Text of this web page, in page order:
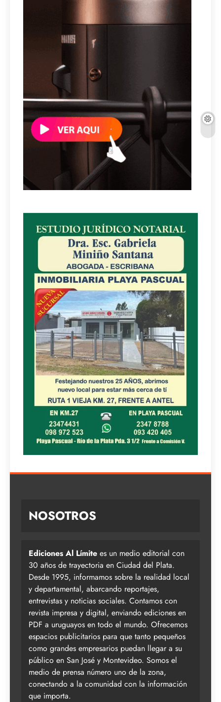
NOSOTROS
Ediciones Al Límite es un medio editorial con
30 años de trayectoria en Ciudad del Plata.
Desde 1995, informamos sobre la realidad local
y departamental, abarcando reportajes,
entrevistas y noticias sociales. Contamos con
revista impresa y digital, enviando ediciones en
PDF a uruguayos en todo el mundo. Ofrecemos
espacios publicitarios para que tanto pequeños
como grandes empresarios puedan llegar a su
público en San José y Montevideo. Somos el
medio de prensa número uno de la zona,
conectando a la comunidad con la información
que importa.